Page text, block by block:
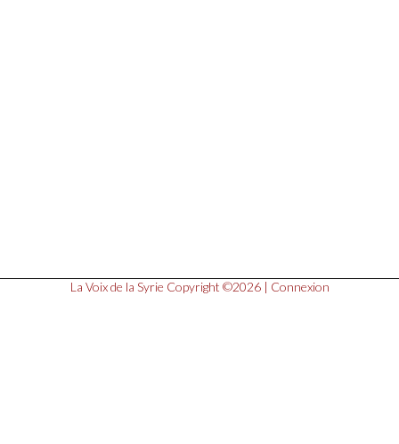
La Voix de la Syrie Copyright ©2026 | Connexion